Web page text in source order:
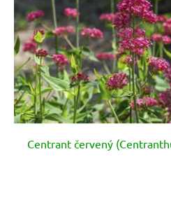
Centrant červený